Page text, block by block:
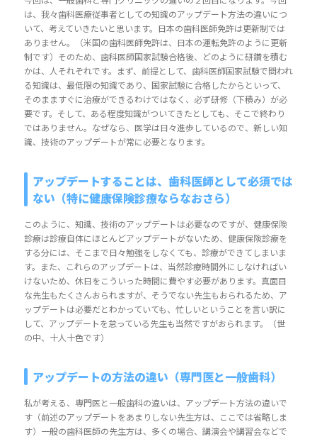
は、我々歯科医療従事者としての知識のアップデート方法の違いにつ
いて、考えていきたいと思います。日本の歯科医師免許は更新制では
ありません。（米国の歯科医師免許は、日本の運転免許のように更新
制です）そのため、歯科医師国家試験合格後、どのように研鑽を積む
かは、人それぞれです。まず、前提として、歯科医師国家試験で問われ
る知識は、最低限の知識であり、国家試験に合格したからといって、
そのまますぐに治療ができるわけではなく、必ず研修（下積み）が必
要です。そして、ある程度知識がついてきたとしても、そこで終わり
ではありません。なぜなら、医学は日々進歩しているので、新しい知
識、技術のアップデートが常に必要となります。
アップデートすることは、歯科医師として必須では
ない（特に健康保険診療ならなおさら）
このように、知識、技術のアップデートは必要なのですが、健康保険
診療は診療自体にほとんどアップデートがないため、健康保険診療を
する分には、そこまで日々勉強をしなくても、診療ができてしまいま
す。また、これらのアップデートは、当然診療時間外にしなければい
けないため、休日をこういった時間に費やす必要があります。真面目
な先生もたくさんおられますが、そうでない先生もおられるため、ア
ップデートは必要だとわかっていても、忙しいということを言い訳に
して、アップデートを怠っている先生も当然ですがおられます。（世
の中、十人十色です）
アップデートの方法の違い（専門医と一般歯科）
私が考える、専門医と一般歯科の違いは、アップデート方法の違いで
す（前述のアップデートをあまりしない先生方は、ここでは省略しま
す）一般の歯科医師の先生方は、多くの場合、講演会や講習会などで